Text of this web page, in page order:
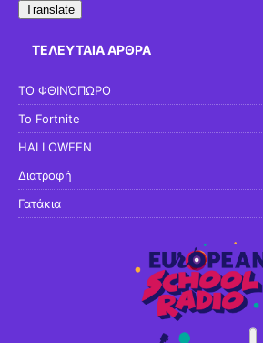
Translate
ΤΕΛΕΥΤΑΊΑ ΆΡΘΡΑ
ΤΟ ΦΘΙΝΌΠΩΡΟ
Το Fortnite
HALLOWEEN
Διατροφή
Γατάκια